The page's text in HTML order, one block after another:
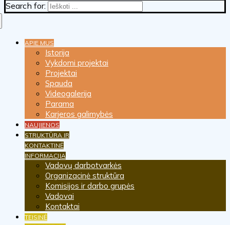
Search for:
APIE MUS
Istorija
Vykdomi projektai
Projektai
Spauda
Videogalerija
Parama
Karjeros galimybės
NAUJIENOS
STRUKTŪRA IR
KONTAKTINĖ
INFORMACIJA
Vadovų darbotvarkės
Organizacinė struktūra
Komisijos ir darbo grupės
Vadovai
Kontaktai
TEISINĖ